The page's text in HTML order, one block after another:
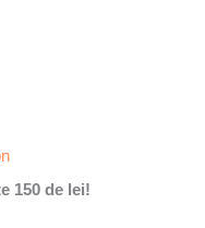
150 de lei!